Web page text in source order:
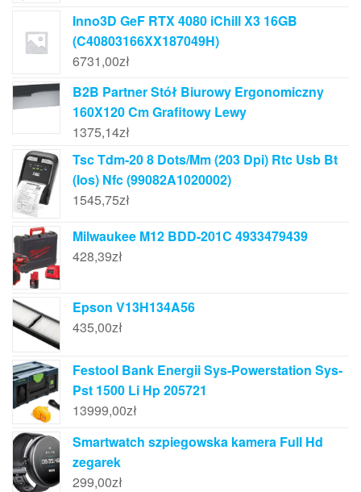
Inno3D GeF RTX 4080 iChill X3 16GB
(C40803166XX187049H)
6731,00zł
B2B Partner Stół Biurowy Ergonomiczny
160X120 Cm Grafitowy Lewy
1375,14zł
Tsc Tdm-20 8 Dots/Mm (203 Dpi) Rtc Usb Bt
(Ios) Nfc (99082A1020002)
1545,75zł
Milwaukee M12 BDD-201C 4933479439
428,39zł
Epson V13H134A56
435,00zł
Festool Bank Energii Sys-Powerstation Sys-
Pst 1500 Li Hp 205721
13999,00zł
Smartwatch szpiegowska kamera Full Hd
zegarek
299,00zł